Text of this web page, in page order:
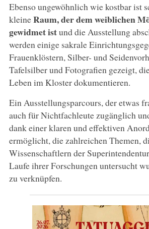
Ebenso ungewöhnlich wie kostbar ist
kleineRaum, der dem weiblichen
gewidmet istund die Ausstellung
werden einige sakrale
Frauenklöstern, Silber- und
Tafelsilber und Fotografien gezeigt,
Leben im Kloster dokumentieren.
Ein Ausstellungsparcours, der etwas
auch für Nichtfachleute zugänglich
dank einer klaren und effektiven
ermöglicht, die zahlreichen Themen,
Wissenschaftlern der
Laufe ihrer Forschungen untersucht
zu verknüpfen.